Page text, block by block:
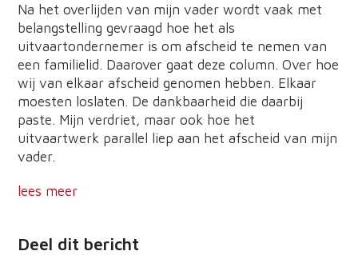
Na het overlijden van mijn vader wordt vaak met
belangstelling gevraagd hoe het als
uitvaartondernemer is om afscheid te nemen van
een familielid. Daarover gaat deze column. Over hoe
wij van elkaar afscheid genomen hebben. Elkaar
moesten loslaten. De dankbaarheid die daarbij
paste. Mijn verdriet, maar ook hoe het
uitvaartwerk parallel liep aan het afscheid van mijn
vader.
lees meer
Deel dit bericht